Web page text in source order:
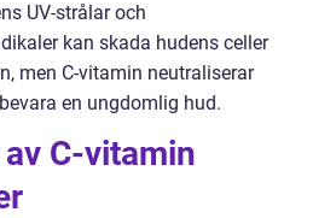
UV-strålar och
kan skada hudens celler
men C-vitamin neutraliserar
en ungdomlig hud.
C-vitamin